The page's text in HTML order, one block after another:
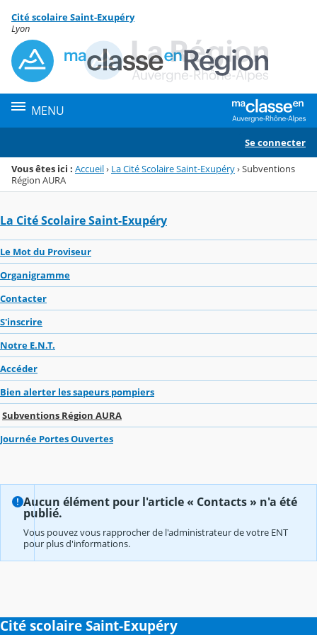
Menu de la rubrique
Contenu
Cité scolaire Saint-Exupéry
Lyon
MENU
Se connecter
Vous êtes ici : Accueil› La Cité Scolaire Saint-Exupéry›Subventions
Région AURA
La Cité Scolaire Saint-Exupéry
Le Mot du Proviseur
Organigramme
Contacter
S'inscrire
Notre E.N.T.
Accéder
Bien alerter les sapeurs pompiers
Subventions Région AURA
Journée Portes Ouvertes
Aucun élément pour l'article « Contacts » n'a été
publié.
Vous pouvez vous rapprocher de l'administrateur de votre ENT
pour plus d'informations.
Cité scolaire Saint-Exupéry